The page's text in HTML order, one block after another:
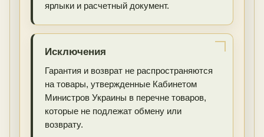
ярлыки и расчетный документ.
Исключения
Гарантия и возврат не распространяются
на товары, утвержденные Кабинетом
Министров Украины в перечне товаров,
которые не подлежат обмену или
возврату.